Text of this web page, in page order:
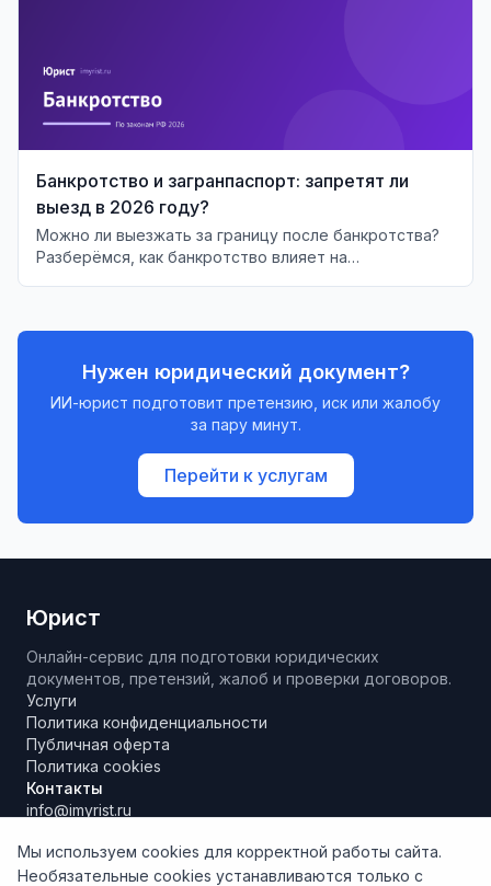
Банкротство и загранпаспорт: запретят ли
выезд в 2026 году?
Можно ли выезжать за границу после банкротства?
Разберёмся, как банкротство влияет на
Нужен юридический документ?
ИИ-юрист подготовит претензию, иск или жалобу
за пару минут.
Перейти к услугам
Юрист
Онлайн-сервис для подготовки юридических
документов, претензий, жалоб и проверки договоров.
Услуги
Политика конфиденциальности
Публичная оферта
Политика cookies
Контакты
info@imyrist.ru
Мы используем cookies для корректной работы сайта.
Необязательные cookies устанавливаются только с